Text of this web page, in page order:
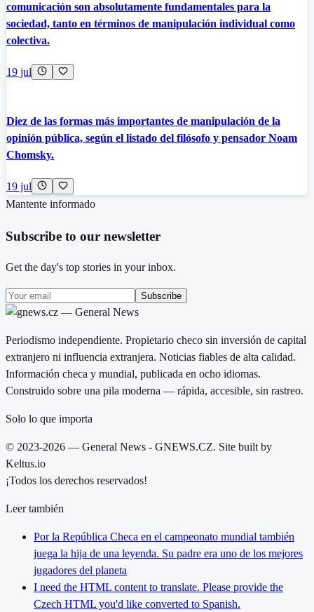
comunicación son absolutamente fundamentales para la
sociedad, tanto en términos de manipulación individual como
colectiva.
19 jul
Diez de las formas más importantes de manipulación de la
opinión pública, según el listado del filósofo y pensador Noam
Chomsky.
19 jul
Mantente informado
Subscribe to our newsletter
Get the day's top stories in your inbox.
Subscribe
Periodismo independiente. Propietario checo sin inversión de capital
extranjero ni influencia extranjera. Noticias fiables de alta calidad.
Información checa y mundial, publicada en ocho idiomas.
Construido sobre una pila moderna — rápida, accesible, sin rastreo.
Solo lo que importa
© 2023-2026 — General News - GNEWS.CZ. Site built by
Keltus.io
¡Todos los derechos reservados!
Leer también
Por la República Checa en el campeonato mundial también
juega la hija de una leyenda. Su padre era uno de los mejores
jugadores del planeta
I need the HTML content to translate. Please provide the
Czech HTML you'd like converted to Spanish.